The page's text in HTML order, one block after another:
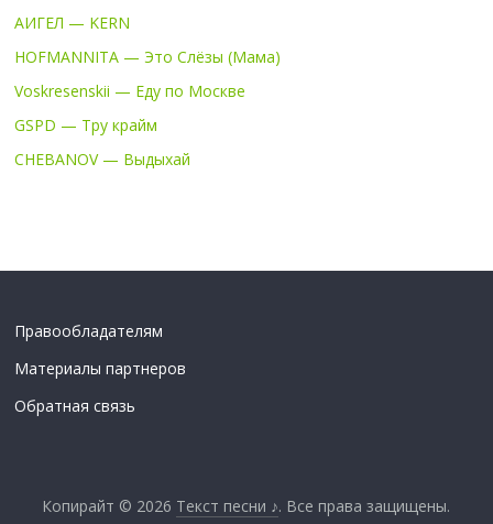
АИГЕЛ — KERN
HOFMANNITA — Это Слёзы (Мама)
Voskresenskii — Еду по Москве
GSPD — Тру крайм
CHEBANOV — Выдыхай
Правообладателям
Материалы партнеров
Обратная связь
Копирайт © 2026 Текст песни ♪. Все права защищены.